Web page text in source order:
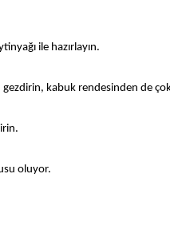
ile hazırlayın.
kabuk rendesinden de
oluyor.